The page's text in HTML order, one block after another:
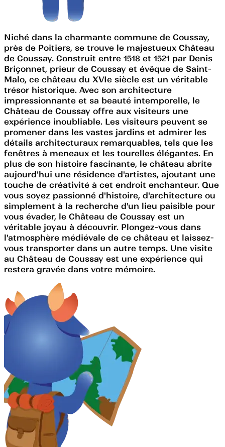
Niché dans la charmante commune de Coussay,
près de Poitiers, se trouve le majestueux Château
de Coussay. Construit entre 1518 et 1521 par Denis
Briçonnet, prieur de Coussay et évêque de Saint-
Malo, ce château du XVIe siècle est un véritable
trésor historique. Avec son architecture
impressionnante et sa beauté intemporelle, le
Château de Coussay offre aux visiteurs une
expérience inoubliable. Les visiteurs peuvent se
promener dans les vastes jardins et admirer les
détails architecturaux remarquables, tels que les
fenêtres à meneaux et les tourelles élégantes. En
plus de son histoire fascinante, le château abrite
aujourd'hui une résidence d'artistes, ajoutant une
touche de créativité à cet endroit enchanteur. Que
vous soyez passionné d'histoire, d'architecture ou
simplement à la recherche d'un lieu paisible pour
vous évader, le Château de Coussay est un
véritable joyau à découvrir. Plongez-vous dans
l'atmosphère médiévale de ce château et laissez-
vous transporter dans un autre temps. Une visite
au Château de Coussay est une expérience qui
restera gravée dans votre mémoire.